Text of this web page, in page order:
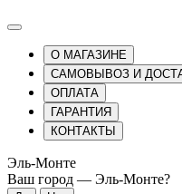
О МАГАЗИНЕ
САМОВЫВОЗ И
ОПЛАТА
ГАРАНТИЯ
КОНТАКТЫ
Эль-Монте
Ваш город — Эль-Монте?